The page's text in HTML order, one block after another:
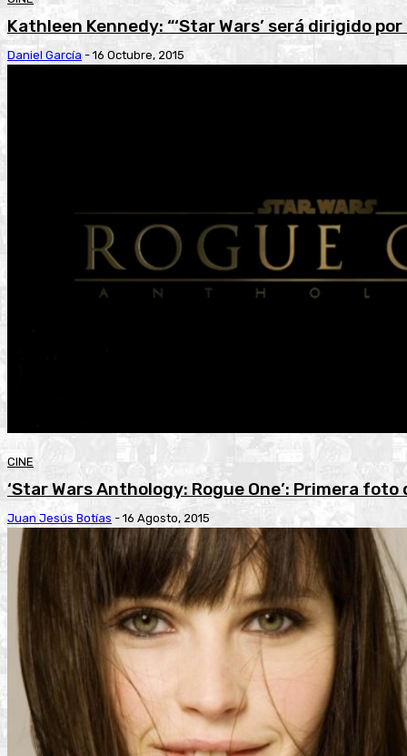
Kathleen Kennedy: “‘Star Wars’ será dirigido
Daniel García - 16 Octubre, 2015
CINE
‘Star Wars Anthology: Rogue One’: Primera
Juan Jesús Botías - 16 Agosto, 2015